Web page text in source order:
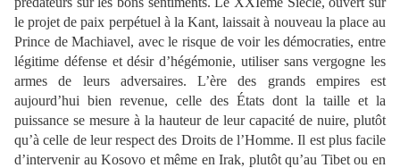
le projet de paix perpétuel à la Kant, laissait à nouveau la place au
Prince de Machiavel, avec le risque de voir les démocraties, entre
légitime défense et désir d’hégémonie, utiliser sans vergogne les
armes de leurs adversaires. L’ère des grands empires est
aujourd’hui bien revenue, celle des États dont la taille et la
puissance se mesure à la hauteur de leur capacité de nuire, plutôt
qu’à celle de leur respect des Droits de l’Homme. Il est plus facile
d’intervenir au Kosovo et même en Irak, plutôt qu’au Tibet ou en